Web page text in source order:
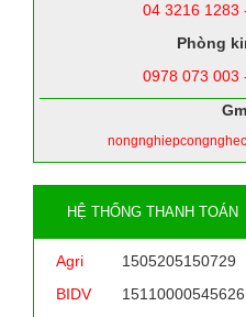
04 3216 1283
Phòng
0978 073 003
HỆ THỐNG THANH TOÁN
Agri
1505205150729
BIDV
15110000545626